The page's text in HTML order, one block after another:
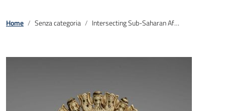
Home Senza categoria Intersecting Sub-Saharan Africa, 1450-1700. Trade, Conquests, Missions, Enslavement